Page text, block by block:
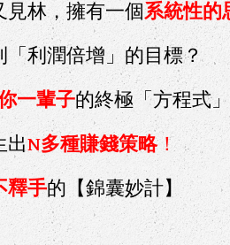
林，擁有一個系統性的
利潤倍增」的目標？
一輩子的終極「方程式」​
出N多種賺錢策略！
釋手的【錦囊妙計】